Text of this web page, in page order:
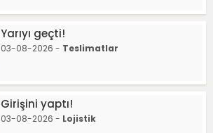
Yarıyı geçti!
03-08-2026 - Teslimatlar
Girişini yaptı!
03-08-2026 - Lojistik